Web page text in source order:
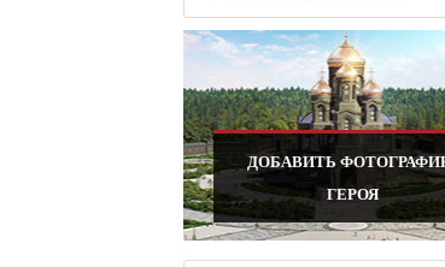
ДОБАВИТЬ
ГЕРОЯ